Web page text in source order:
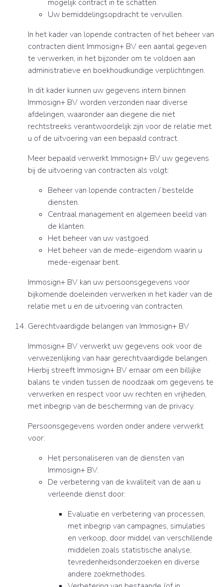
mogelijk contract in te schatten.
Uw bemiddelingsopdracht te vervullen.
In het kader van lopende contracten of het beheer van
contracten dient Immosign+ BV een aantal gegeven
te verwerken, in het bijzonder om te voldoen aan
administratieve en boekhoudkundige verplichtingen.
In dit kader kunnen uw gegevens intern binnen
Immosign+ BV worden verzonden naar diverse
afdelingen, waaronder aan diegene die niet
rechtstreeks verantwoordelijk zijn voor de relatie met
u of de uitvoering van een bepaald contract.
Meer bepaald verwerkt Immosign+ BV uw gegevens
bij de uitvoering van contracten als volgt:
Beheer van lopende contracten / bestelde
diensten.
Centraal management en algemeen beeld van
de klanten.
Het beheer van uw vastgoed.
Het beheer van de mede-eigendom waarin u
mede-eigenaar bent.
Immosign+ BV kan uw persoonsgegevens voor
bijkomende doeleinden verwerken in het kader van de
relatie met u en de uitvoering van contracten.
Gerechtvaardigde belangen van Immosign+ BV
Immosign+ BV verwerkt uw gegevens ook voor de
verwezenlijking van haar gerechtvaardigde belangen.
Hierbij streeft Immosign+ BV ernaar om een billijke
balans te vinden tussen de noodzaak om gegevens te
verwerken en respect voor uw rechten en vrijheden,
met inbegrip van de bescherming van de privacy.
Persoonsgegevens worden onder andere verwerkt
voor:
Het personaliseren van de diensten van
Immosign+ BV.
De verbetering van de kwaliteit van de aan u
verleende dienst door:
Evaluatie en verbetering van processen,
met inbegrip van campagnes, simulaties
en verkoop, door middel van verschillende
middelen zoals statistische analyse,
tevredenheidsonderzoeken en diverse
andere zoekmethodes.